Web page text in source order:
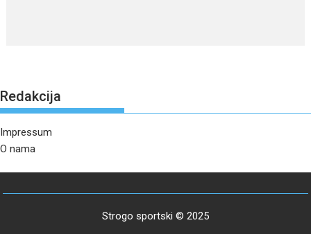
Redakcija
Impressum
O nama
Strogo sportski © 2025